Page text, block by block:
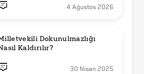
4 Ağustos 2026
Dokunulmazlığı
Kaldırılır?
30 Nisan 2025